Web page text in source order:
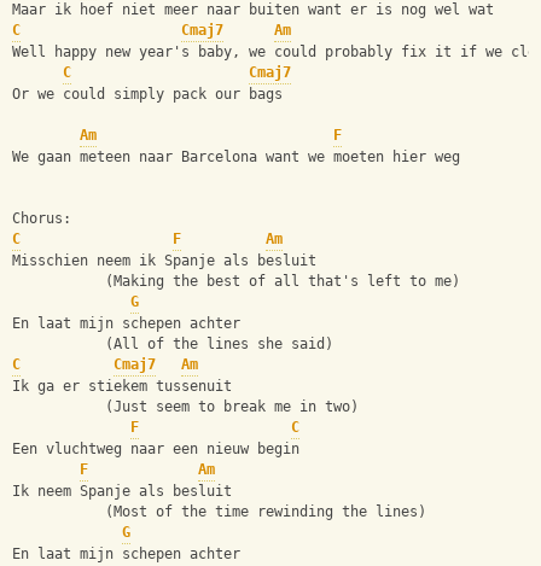
Maar ik hoef niet meer naar buiten want er is nog wel wat
C
Cmaj7
Am
Well happy new year's baby, we could probably fix it if we
C
Cmaj7
Or we could simply pack our bags
Am
F
We gaan meteen naar Barcelona want we moeten hier weg
Chorus:
C
F
Am
Misschien neem ik Spanje als besluit
           (Making the best of all that's left to me)
G
En laat mijn schepen achter
           (All of the lines she said)
C
Cmaj7
Am
Ik ga er stiekem tussenuit
           (Just seem to break me in two)
F
C
Een vluchtweg naar een nieuw begin
F
Am
Ik neem Spanje als besluit
           (Most of the time rewinding the lines)
G
En laat mijn schepen achter